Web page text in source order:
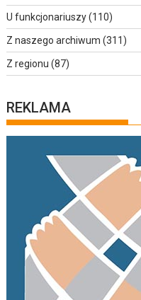
U funkcjonariuszy(110)
Z naszego archiwum (311)
Z regionu (87)
REKLAMA